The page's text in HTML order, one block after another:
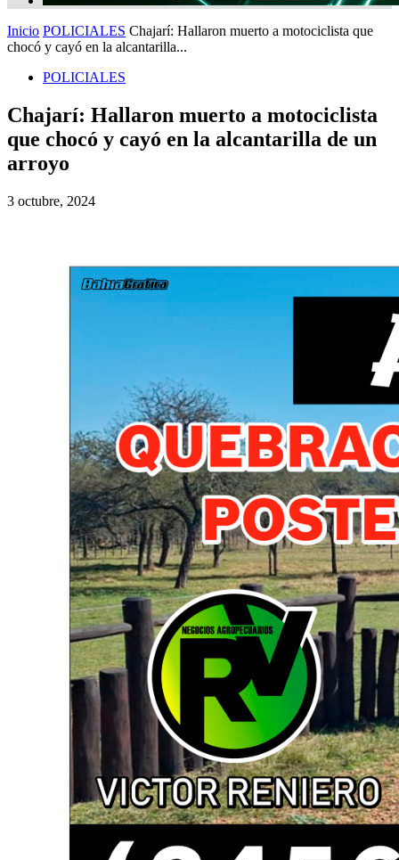
Inicio POLICIALES Chajarí: Hallaron muerto a motociclista que
chocó y cayó en la alcantarilla...
POLICIALES
Chajarí: Hallaron muerto a motociclista
que chocó y cayó en la alcantarilla de un
arroyo
3 octubre, 2024